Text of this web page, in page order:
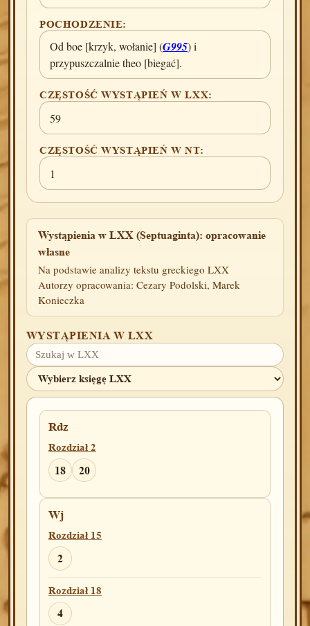
POCHODZENIE:
Od boe [krzyk, wołanie] (G995) i
przypuszczalnie theo [biegać].
CZĘSTOŚĆ WYSTĄPIEŃ W LXX:
59
CZĘSTOŚĆ WYSTĄPIEŃ W NT:
1
Wystąpienia w LXX (Septuaginta): opracowanie
własne
Na podstawie analizy tekstu greckiego LXX
Autorzy opracowania: Cezary Podolski, Marek
Konieczka
WYSTĄPIENIA W LXX
Rdz
Rozdział 2
18 20
Wj
Rozdział 15
2
Rozdział 18
4